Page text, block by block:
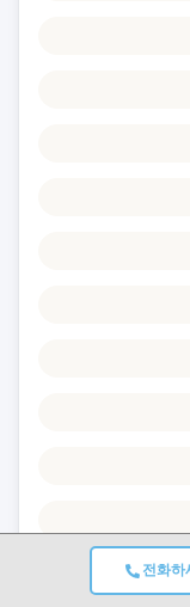
전화하